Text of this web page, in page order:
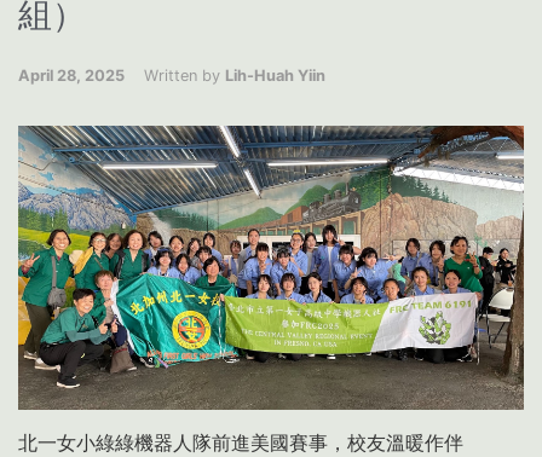
組）
April 28, 2025 Written by Lih-Huah Yiin
北一女小綠綠機器人隊前進美國賽事，校友溫暖作伴